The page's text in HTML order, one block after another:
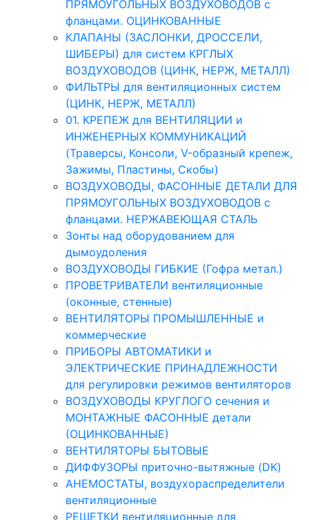
ПРЯМОУГОЛЬНЫХ ВОЗДУХОВОДОВ с
фланцами. ОЦИНКОВАННЫЕ
КЛАПАНЫ (ЗАСЛОНКИ, ДРОССЕЛИ,
ШИБЕРЫ) для систем КРГЛЫХ
ВОЗДУХОВОДОВ (ЦИНК, НЕРЖ, МЕТАЛЛ)
ФИЛЬТРЫ для вентиляционных систем
(ЦИНК, НЕРЖ, МЕТАЛЛ)
01. КРЕПЕЖ для ВЕНТИЛЯЦИИ и
ИНЖЕНЕРНЫХ КОММУНИКАЦИЙ
(Траверсы, Консоли, V-образный крепеж,
Зажимы, Пластины, Скобы)
ВОЗДУХОВОДЫ, ФАСОННЫЕ ДЕТАЛИ ДЛЯ
ПРЯМОУГОЛЬНЫХ ВОЗДУХОВОДОВ с
фланцами. НЕРЖАВЕЮЩАЯ СТАЛЬ
Зонты над оборудованием для
дымоудоления
ВОЗДУХОВОДЫ ГИБКИЕ (Гофра метал.)
ПРОВЕТРИВАТЕЛИ вентиляционные
(оконные, стенные)
ВЕНТИЛЯТОРЫ ПРОМЫШЛЕННЫЕ и
коммерческие
ПРИБОРЫ АВТОМАТИКИ и
ЭЛЕКТРИЧЕСКИЕ ПРИНАДЛЕЖНОСТИ
для регулировки режимов вентиляторов
ВОЗДУХОВОДЫ КРУГЛОГО сечения и
МОНТАЖНЫЕ ФАСОННЫЕ детали
(ОЦИНКОВАННЫЕ)
ВЕНТИЛЯТОРЫ БЫТОВЫЕ
ДИФФУЗОРЫ приточно-вытяжные (DK)
АНЕМОСТАТЫ, воздухораспределители
вентиляционные
РЕШЕТКИ вентиляционные для